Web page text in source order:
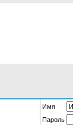
Имя
Пароль